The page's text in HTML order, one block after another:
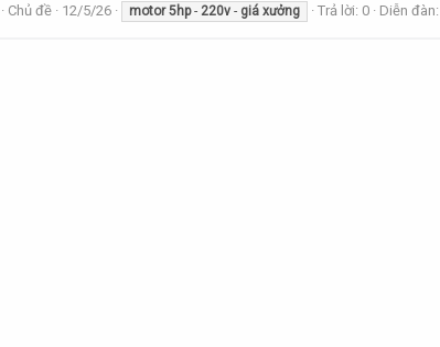
Chủ đề 12/5/26 motor 5hp- 220v - giá xưởng Trả lời: 0 Diễn đàn: